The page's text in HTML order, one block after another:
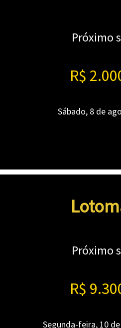
Próximo
R$
Sábado, 8 de
Próximo
R$
Segunda-feira, 10